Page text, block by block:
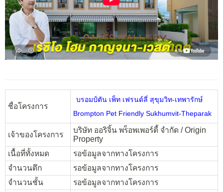
ชื่อโครงการ
บรอมป์ตัน เพ็ท เฟรนด์ลี่ สุขุมวิท-เทพารักษ์
Brompton Pet Friendly Sukhumvit-Theparak
เจ้าของโครงการ
บริษัท ออริจิ้น พร็อพเพอร์ตี้ จำกัด / Origin
Property
เนื้อที่ทั้งหมด
รอข้อมูลจากทางโครงการ
จำนวนตึก
รอข้อมูลจากทางโครงการ
จำนวนชั้น
รอข้อมูลจากทางโครงการ